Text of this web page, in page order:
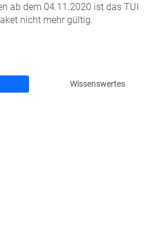
ab dem 04.11.2020 ist das TUI
nicht mehr gültig.
Wissenswertes